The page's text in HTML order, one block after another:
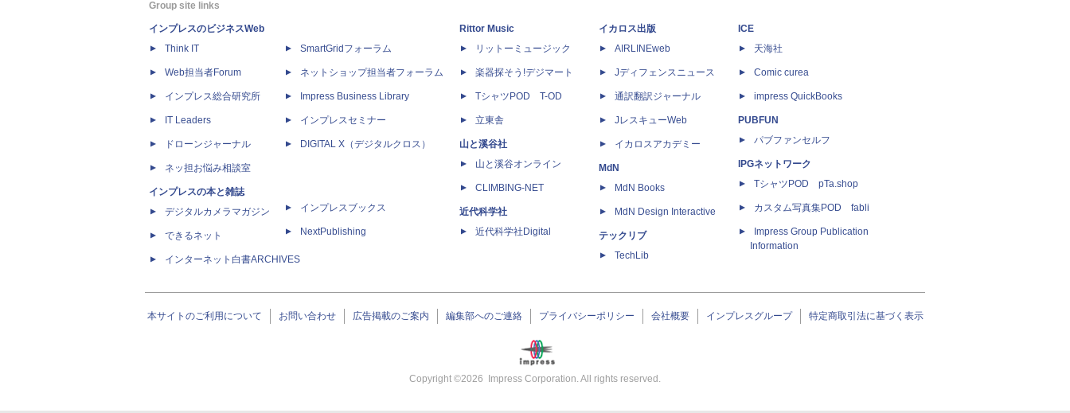
Group site links
インプレスのビジネスWeb
Think IT
Web担当者Forum
インプレス総合研究所
IT Leaders
ドローンジャーナル
ネッ担お悩み相談室
インプレスの本と雑誌
デジタルカメラマガジン
できるネット
インターネット白書ARCHIVES
SmartGridフォーラム
ネットショップ担当者フォーラム
Impress Business Library
インプレスセミナー
DIGITAL X（デジタルクロス）
インプレスブックス
NextPublishing
Rittor Music
リットーミュージック
楽器探そう!デジマート
TシャツPOD T-OD
立東舎
山と溪谷社
山と溪谷オンライン
CLIMBING-NET
近代科学社
近代科学社Digital
イカロス出版
AIRLINEweb
Jディフェンスニュース
通訳翻訳ジャーナル
JレスキューWeb
イカロスアカデミー
MdN
MdN Books
MdN Design Interactive
テックリブ
TechLib
ICE
天海社
Comic curea
impress QuickBooks
PUBFUN
パブファンセルフ
IPGネットワーク
TシャツPOD pTa.shop
カスタム写真集POD fabli
Impress Group Publication
Information
本サイトのご利用について お問い合わせ 広告掲載のご案内 編集部へのご連絡 プライバシーポリシー 会社概要 インプレスグループ 特定商取引法に基づく表示
Copyright ©2026 Impress Corporation. All rights reserved.